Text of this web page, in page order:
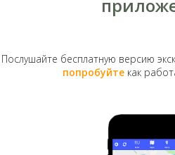
Послушайте бесплатную версию
попробуйте как